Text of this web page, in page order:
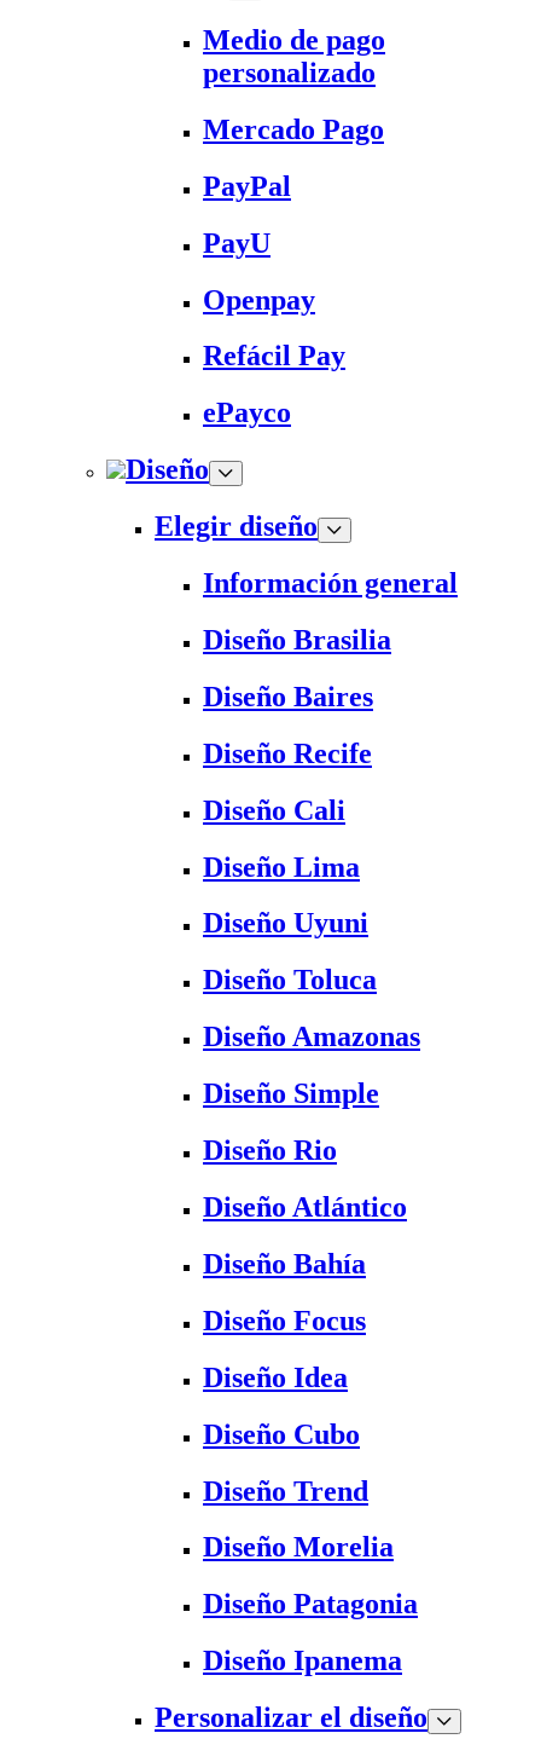
Medio de pago
personalizado
Mercado Pago
PayPal
PayU
Openpay
Refácil Pay
ePayco
Diseño
Elegir diseño
Información general
Diseño Brasilia
Diseño Baires
Diseño Recife
Diseño Cali
Diseño Lima
Diseño Uyuni
Diseño Toluca
Diseño Amazonas
Diseño Simple
Diseño Rio
Diseño Atlántico
Diseño Bahía
Diseño Focus
Diseño Idea
Diseño Cubo
Diseño Trend
Diseño Morelia
Diseño Patagonia
Diseño Ipanema
Personalizar el diseño